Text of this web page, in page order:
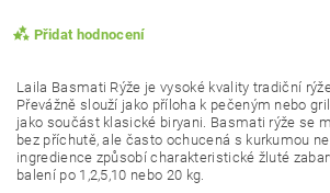
Přidat hodnocení
Laila Basmati Rýže je vysoké kvality tradiční
Převážně slouží jako příloha k pečeným nebo
jako součást klasické biryani. Basmati rýže se
bez příchutě, ale často ochucená s kurkumou
ingredience způsobí charakteristické žluté
balení po 1,2,5,10 nebo 20 kg.